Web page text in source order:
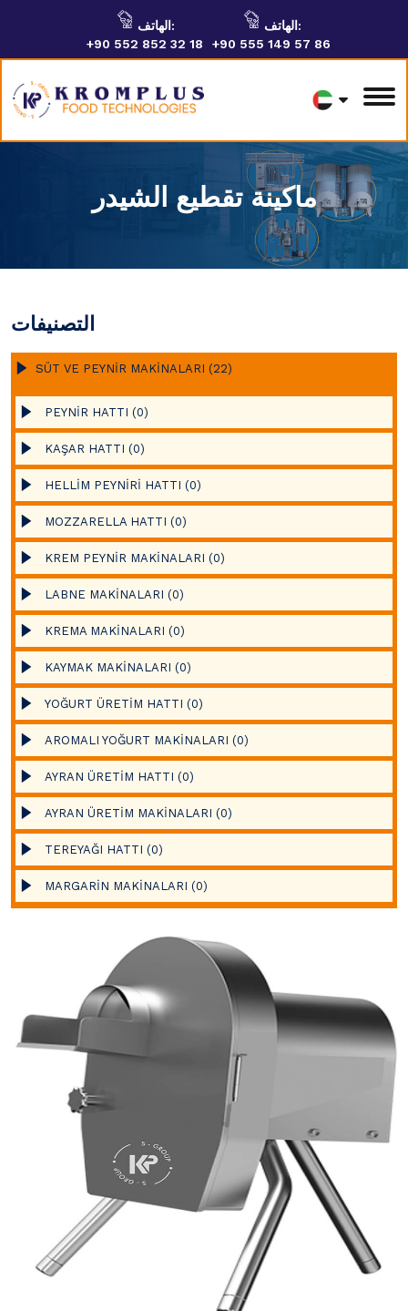
الهاتف:
+90 552 852 32 18
الهاتف:
+90 555 149 57 86
ماكينة تقطيع الشيدر
التصنيفات
SÜT VE PEYNİR MAKİNALARI (22)
PEYNİR HATTI (0)
KAŞAR HATTI (0)
HELLİM PEYNİRİ HATTI (0)
MOZZARELLA HATTI (0)
KREM PEYNİR MAKİNALARI (0)
LABNE MAKİNALARI (0)
KREMA MAKİNALARI (0)
KAYMAK MAKİNALARI (0)
YOĞURT ÜRETİM HATTI (0)
AROMALI YOĞURT MAKİNALARI (0)
AYRAN ÜRETİM HATTI (0)
AYRAN ÜRETİM MAKİNALARI (0)
TEREYAĞI HATTI (0)
MARGARİN MAKİNALARI (0)